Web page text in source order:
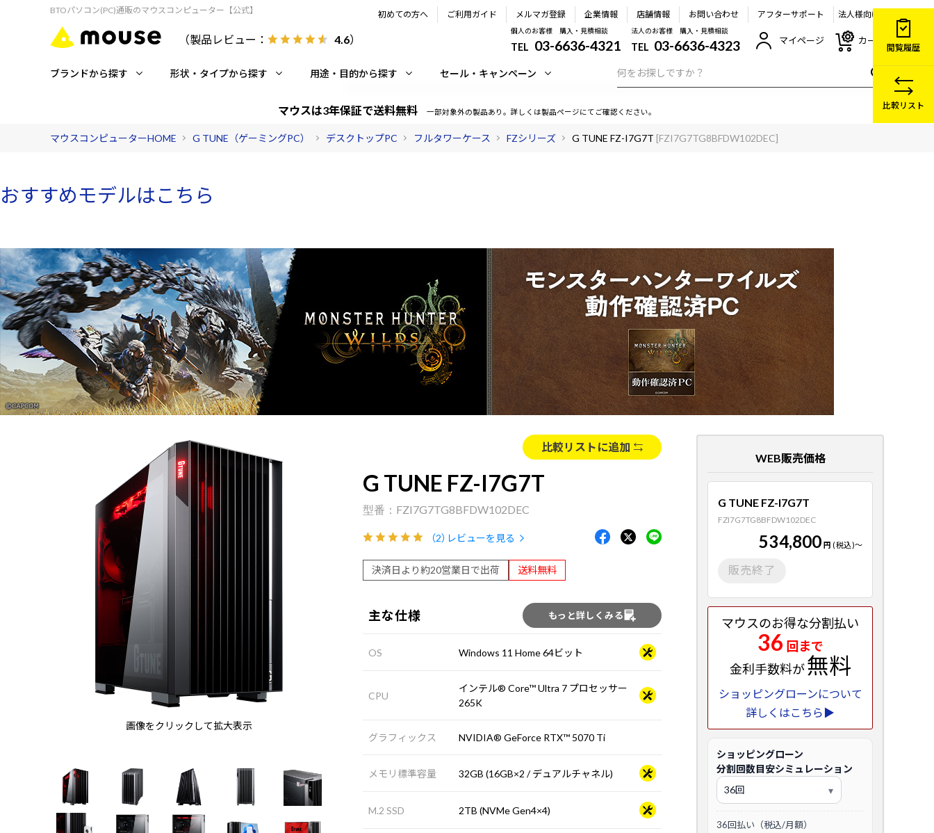
BTOパソコン(PC)通販のマウスコンピューター【公式】
（製品レビュー： 4.6）
初めての方へ ご利用ガイド メルマガ登録 企業情報 店舗情報 お問い合わせ アフターサポート 法人様向け
個人のお客様 購入・見積相談
TEL 03-6636-4321
法人のお客様 購入・見積相談
TEL 03-6636-4323 マイページ カート
ブランドから探す 形状・タイプから探す 用途・目的から探す セール・キャンペーン
マウスは3年保証で送料無料 一部対象外の製品あり。詳しくは製品ページにてご確認ください。
マウスコンピューターHOME G TUNE（ゲーミングPC） デスクトップPC フルタワーケース FZシリーズ G TUNE FZ-I7G7T [FZI7G7TG8BFDW102DEC]
おすすめモデルはこちら
画像をクリックして拡大表示
比較リストに追加
G TUNE FZ-I7G7T
FZI7G7TG8BFDW102DEC
（2）レビューを見る
決済日より約20営業日で出荷 送料無料
主な仕様 もっと詳しくみる
OS Windows 11 Home 64ビット
CPU
インテル® Core™ Ultra 7 プロセッサー
265K
グラフィックス NVIDIA® GeForce RTX™ 5070 Ti
メモリ標準容量 32GB (16GB×2 / デュアルチャネル)
M.2 SSD 2TB (NVMe Gen4×4)
WEB販売価格
G TUNE FZ-I7G7T
FZI7G7TG8BFDW102DEC
534,800 円 (税込)～
販売終了
マウスのお得な分割払い
36 回まで
金利手数料が無料
ショッピングローンについて
詳しくはこちら▶
ショッピングローン
分割回数目安シミュレーション
36回払い（税込/月額）
閲覧履歴
比較リスト